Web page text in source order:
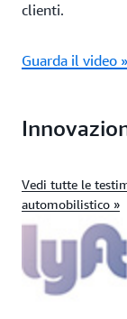
clienti.
Guarda il video »
Vedi tutte le
automobilistico »